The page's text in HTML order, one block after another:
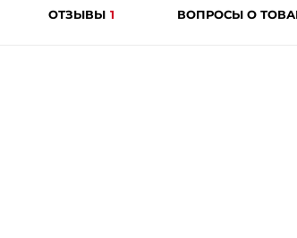
ОТЗЫВЫ 1 ВОПРОСЫ О